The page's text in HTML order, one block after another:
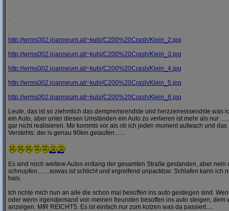
.
.
.
.
.
http://wrms002.joanneum.at/~kubi/C200%20Crash/Klein_2.jpg
http://wrms002.joanneum.at/~kubi/C200%20Crash/Klein_3.jpg
http://wrms002.joanneum.at/~kubi/C200%20Crash/Klein_4.jpg
http://wrms002.joanneum.at/~kubi/C200%20Crash/Klein_5.jpg
http://wrms002.joanneum.at/~kubi/C200%20Crash/Klein_8.jpg
Leute, das ist so ziehmlich das dempremirendste und herzzerreissendste was
ein Auto, aber unter diesen Umständen ein Auto zu verlieren ist mehr als nur
gar nicht realisieren. Mir kommts vor als ob ich jeden moment aufwach und das
Verstehts: der is genau 90km gelaufen.......
Es sind noch weitere Autos entlang der gesamten Straße gestanden, aber nein
schnupfen........sowas ist schlicht und ergreifend unpackbar. Schlafen kann ich
hals.
Ich richte mich nun an alle die schon mal besoffen ins auto gestiegen sind.
oder wenn irgendjemand von meinen freunden besoffen ins auto steigen, dem
anzeigen. MIR REICHTS. Es ist einfach nur zum kotzen was da passiert.....